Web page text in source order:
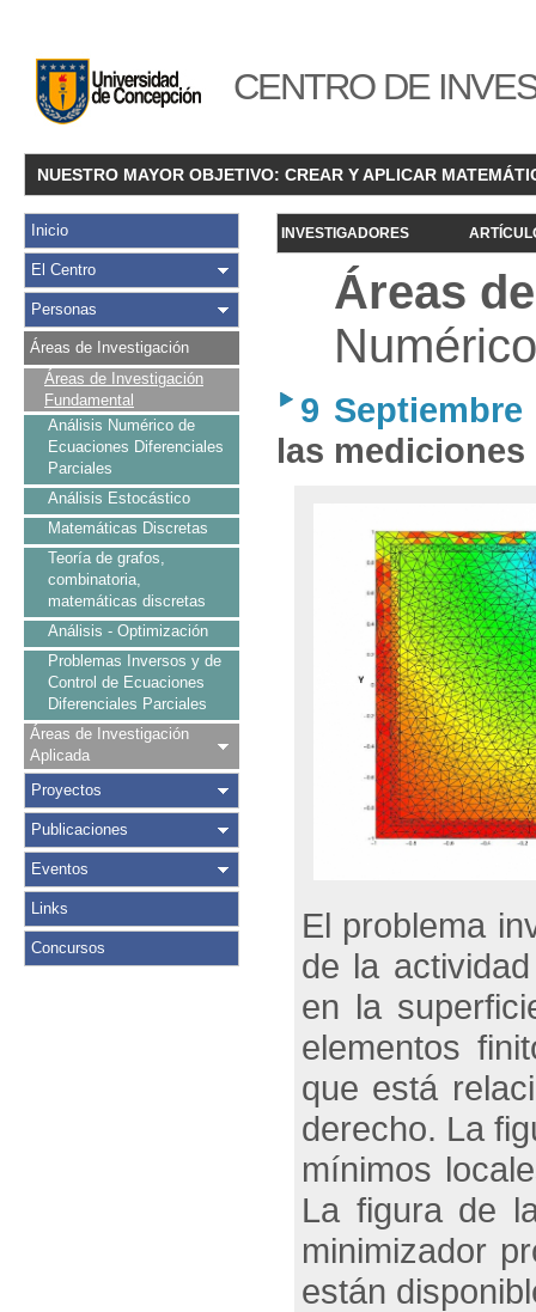
CENTRO DE
NUESTRO MAYOR OBJETIVO: CREAR Y APLICAR
Inicio
El Centro
Personas
Áreas de Investigación
Áreas de Investigación
Fundamental
Análisis Numérico de
Ecuaciones Diferenciales
Parciales
Análisis Estocástico
Matemáticas Discretas
Teoría de grafos,
combinatoria,
matemáticas discretas
Análisis - Optimización
Problemas Inversos y de
Control de Ecuaciones
Diferenciales Parciales
Áreas de Investigación
Aplicada
Proyectos
Publicaciones
Eventos
Links
Concursos
INVESTIGADORES
Áreas
9 Septiembre
las
El problema
de la
en la
elementos
que está
derecho. La
mínimos
La figura de
minimizador
están